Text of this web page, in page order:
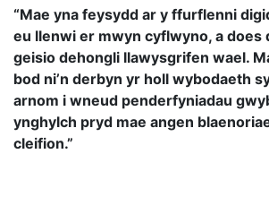
“Mae yna feysydd ar y ffurflenni
eu llenwi er mwyn cyflwyno, a does
geisio dehongli llawysgrifen wael.
bod ni’n derbyn yr holl wybodaeth
arnom i wneud penderfyniadau
ynghylch pryd mae angen
cleifion.”